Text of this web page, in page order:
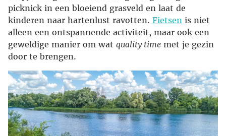
picknick in een bloeiend grasveld en laat de
kinderen naar hartenlust ravotten. Fietsen is niet
alleen een ontspannende activiteit, maar ook een
geweldige manier om wat quality time met je gezin
door te brengen.